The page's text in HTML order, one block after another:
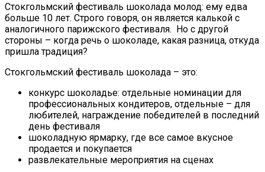
Стокгольмский фестиваль шоколада молод: ему едва
больше 10 лет. Строго говоря, он является калькой с
аналогичного парижского фестиваля. Но с другой
стороны – когда речь о шоколаде, какая разница, откуда
пришла традиция?
Стокгольмский фестиваль шоколада – это:
конкурс шоколадье: отдельные номинации для
профессиональных кондитеров, отдельные – для
любителей, награждение победителей в последний
день фестиваля
шоколадную ярмарку, где все самое вкусное
продается и покупается
развлекательные мероприятия на сценах